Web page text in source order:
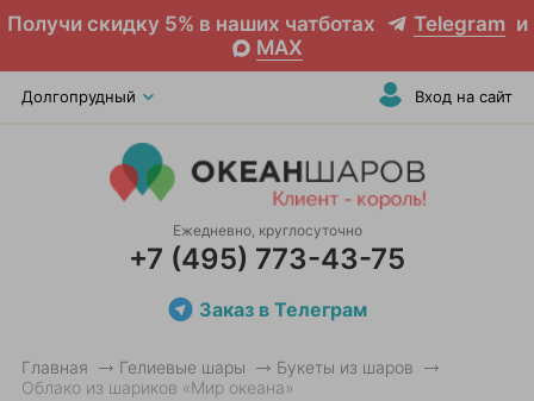
Получи скидку 5% в наших чатботах Telegram и
MAX
Долгопрудный Вход на сайт
Ежедневно, круглосуточно
+7 (495) 773-43-75
Заказ в Телеграм
Главная Гелиевые шары
Букеты из шаров
Облако из шариков «Мир океана»